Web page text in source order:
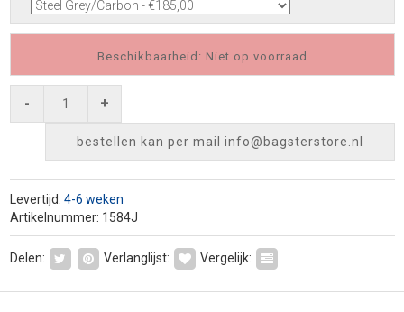
Beschikbaarheid: Niet op voorraad
- +
bestellen kan per mail info@bagsterstore.nl
Levertijd: 4-6 weken
Artikelnummer: 1584J
Delen: Verlanglijst: Vergelijk: